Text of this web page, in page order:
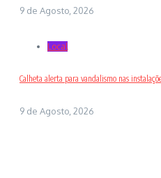
9 de Agosto, 2026
Local
Calheta alerta para vandalismo nas
9 de Agosto, 2026